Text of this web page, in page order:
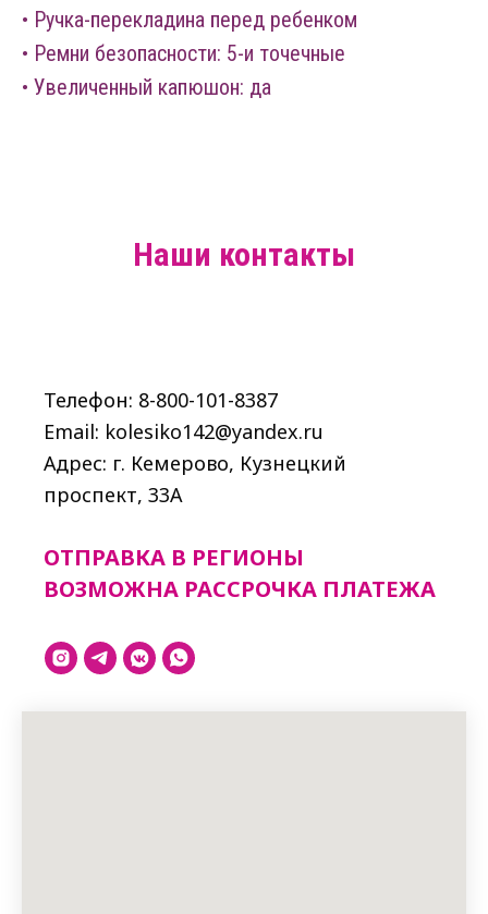
• Ручка-перекладина перед ребенком
• Ремни безопасности: 5-и точечные
• Увеличенный капюшон: да
Наши контакты
Телефон: 8-800-101-8387
Email: kolesiko142@yandex.ru
Адрес: г. Кемерово, Кузнецкий
проспект, 33A
ОТПРАВКА В РЕГИОНЫ
ВОЗМОЖНА РАССРОЧКА ПЛАТЕЖА